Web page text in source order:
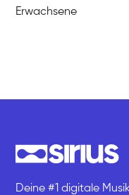
Erwachsene
Deine #1 digitale